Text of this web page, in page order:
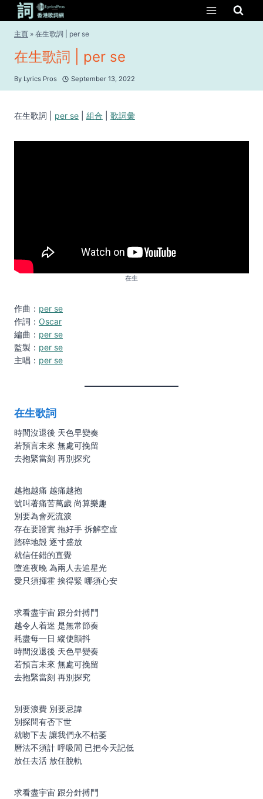
content
主頁 » 在生歌詞 | per se
在生歌詞 | per se
By Lyrics Pros September 13, 2022
在生歌詞 | per se 組合 歌詞彙
在生
作曲： per se
作詞： Oscar
編曲： per se
監製： per se
主唱： per se
在生歌詞
時間沒退後 天色早變奏
若預言未來 無處可挽留
去抱緊當刻 再別探究
越抱越痛 越痛越抱
號叫著痛苦萬歲 尚算樂趣
別要為會死流淚
存在要證實 拖好手 拆解空虛
踏碎地殻 逐寸盛放
就信任錯的直覺
墮進夜晚 為兩人去追星光
愛只須揮霍 挨得緊 哪須心安
求看盡宇宙 跟分針搏鬥
越令人着迷 是無常節奏
耗盡每一日 縱使顫抖
時間沒退後 天色早變奏
若預言未來 無處可挽留
去抱緊當刻 再別探究
別要浪費 別要忌諱
別探問有否下世
就吻下去 讓我們永不枯萎
曆法不須計 呼吸間 已把今天記低
放任去活 放任脫軌
求看盡宇宙 跟分針搏鬥